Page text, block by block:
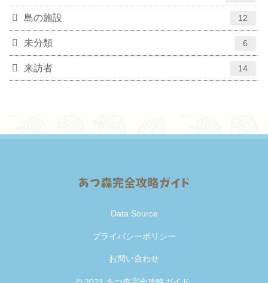
島の施設 12
未分類 6
来訪者 14
Data Source
プライバシーポリシー
お問い合わせ